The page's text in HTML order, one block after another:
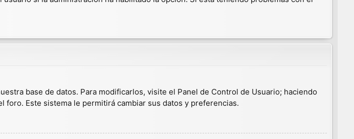
base de datos. Para modificarlos, visite el Panel de Control de Usuario; haciendo
Este sistema le permitirá cambiar sus datos y preferencias.